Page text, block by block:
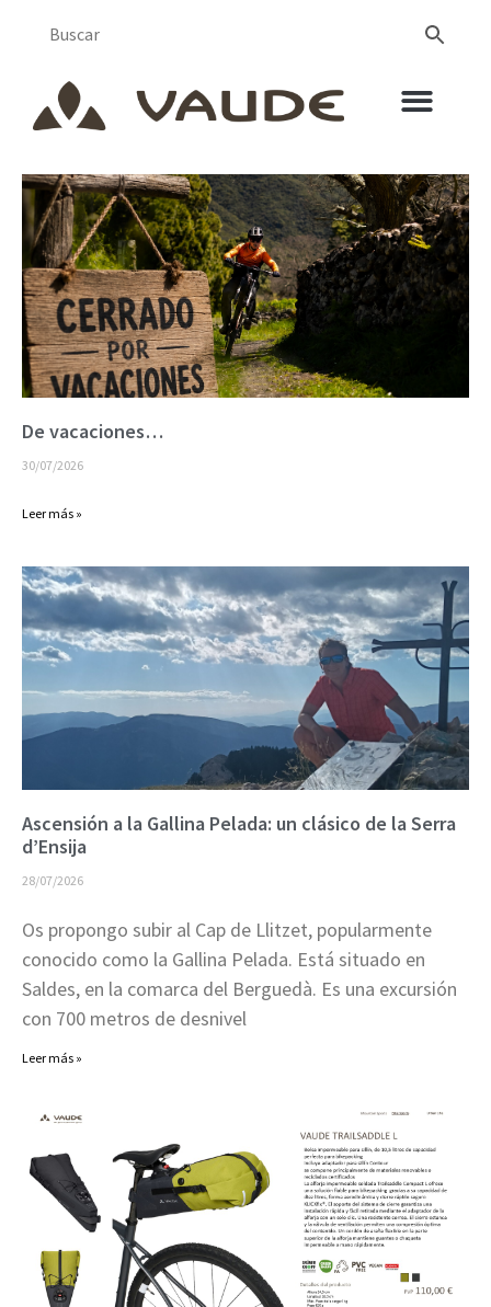
De vacaciones…
30/07/2026
Leer más »
Ascensión a la Gallina Pelada: un clásico de la Serra
d’Ensija
28/07/2026
Os propongo subir al Cap de Llitzet, popularmente
conocido como la Gallina Pelada. Está situado en
Saldes, en la comarca del Berguedà. Es una excursión
con 700 metros de desnivel
Leer más »